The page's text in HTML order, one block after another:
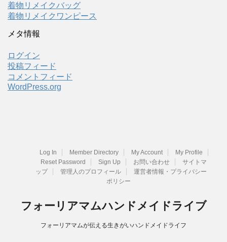
着物リメイクバッグ
着物リメイクワンピース
メタ情報
ログイン
投稿フィード
コメントフィード
WordPress.org
Log In Member Directory My Account
My Profile
Reset Password
Sign Up お問い合わせ
サイトマ
ップ
管理人のプロフィール
運営者情報・プライバシー
ポリシー
フォーリアマムハンドメイドライブ
フォーリアマムが伝える生きがいハンドメイドライフ